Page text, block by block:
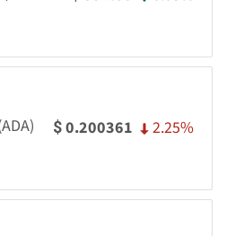
$0.200361 2.25%